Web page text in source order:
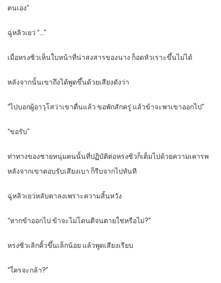
ตนเอง”
ฉู่หลิวเยว่ “…”
เมื่อหรงซิวเห็นใบหน้าที่น่าสงสารของนาง ก็อดหัวเราะขึ้นไม่ได้
หลังจากนั้นเขาถึงได้พูดขึ้นด้วยเสียงดังว่า
“ไปบอกผู้อาวุโสว่าเขาตื่นแล้ว ขอพักสักครู่ แล้วข้าจะพาเขาออกไป”
“ขอรับ”
ท่าทางของชายหนุ่มคนนั้นที่ปฏิบัติต่อหรงซิวก็เต็มไปด้วยความเคารพ
หลังจากเขาตอบรับเสียงเบา ก็รีบจากไปทันที
ฉู่หลิวเยว่หลับตาลงเพราะความสิ้นหวัง
“หากข้าออกไป ข้าจะไม่โดนตีจนตายใช่หรือไม่?”
หรงซิวเลิกคิ้วขึ้นเล็กน้อย แล้วพูดเสียงเรียบ
“ใครจะกล้า?”